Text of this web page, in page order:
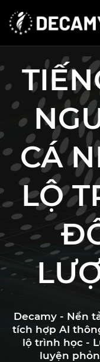
CÁ
LỘ
Decamy - Nền
tích hợp AI
lộ trình học -
luyện